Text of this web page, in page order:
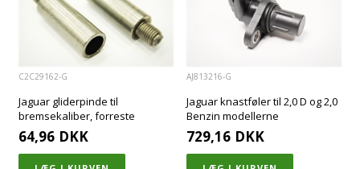
C2C29162-G
Jaguar gliderpinde til
bremsekaliber, forreste
64,96 DKK
AJ813216-G
Jaguar knastføler til 2,0 D og 2,0
Benzin modellerne
729,16 DKK